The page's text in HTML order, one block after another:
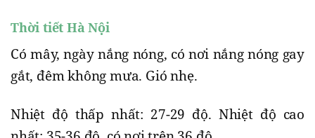
Thời tiết Hà Nội
Có mây, ngày nắng nóng, có nơi nắng nóng gay
gắt, đêm không mưa. Gió nhẹ.
Nhiệt độ thấp nhất: 27-29 độ. Nhiệt độ cao